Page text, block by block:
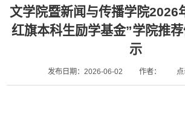
文学院暨新闻与传播学院2026
红旗本科生励学基金”学院推
示
发布日期：2026-06-02 作者：